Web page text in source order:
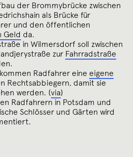
der Brommybrücke zwischen
als Brücke für
und den öffentlichen
Geld da.
in Wilmersdorf soll zwischen
zur Fahrradstraße
Radfahrer eine eigene
Rechtsabbiegern, damit sie
werden. (via)
Radfahrern in Potsdam und
Schlösser und Gärten wird